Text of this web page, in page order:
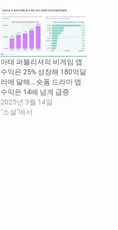
아태 퍼블리셔의 비게임 앱
수익은 25% 성장해 180억달
러에 달해… 숏폼 드라마 앱
수익은 14배 넘게 급증
2025년 3월 14일
"소셜"에서